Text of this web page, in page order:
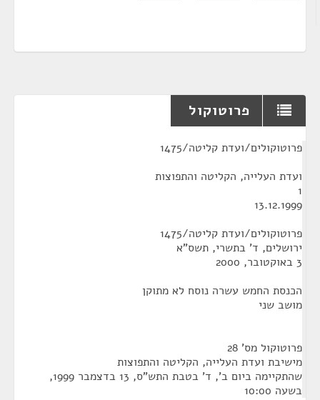
פרוטוקול
פרוטוקולים/ועדת קליטה/1475
ועדת העלייה, הקליטה והתפוצות
1
13.12.1999
פרוטוקולים/ועדת קליטה/1475
ירושלים, ד' בתשרי, תשס"א
3 באוקטובר, 2000
הכנסת החמש עשרה נוסח לא מתוקן
מושב שני
פרוטוקול מס' 28
מישיבת ועדת העלייה, הקליטה והתפוצות
שהתקיימה ביום ב', ד' בטבת התש"ס, 13 בדצמבר 1999,
בשעה 10:00